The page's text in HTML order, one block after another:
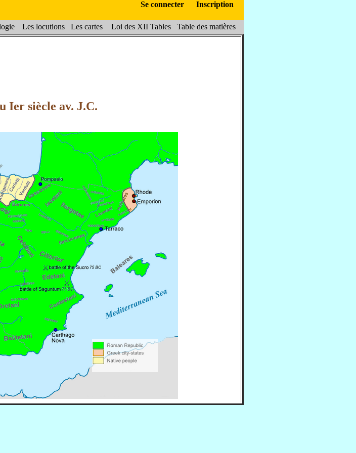
Se connecter Inscription
Les locutions Les cartes Loi des XII Tables Table des matières
Ier siècle av. J.C.